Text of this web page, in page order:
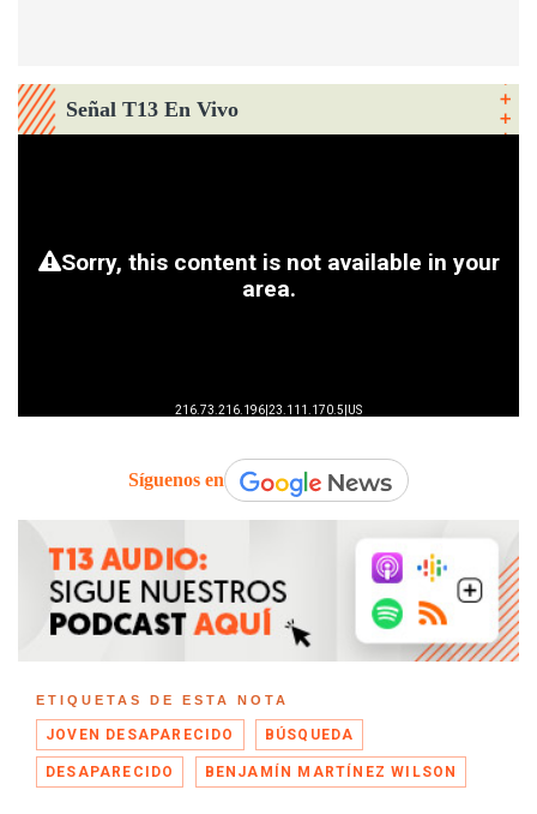
Señal T13 En Vivo
Síguenos en
ETIQUETAS DE ESTA NOTA
JOVEN DESAPARECIDO BÚSQUEDA
DESAPARECIDO BENJAMÍN MARTÍNEZ WILSON